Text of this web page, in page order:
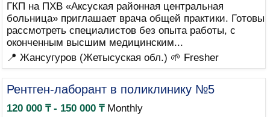
ГКП на ПХВ «Аксуская районная центральная
больница» приглашает врача общей практики. Готовы
рассмотреть специалистов без опыта работы, с
оконченным высшим медицинским...
📍 Жансугуров (Жетысуская обл.) 🌱 Fresher
Рентген-лаборант в поликлинику №5
120 000 ₸ - 150 000 ₸Monthly